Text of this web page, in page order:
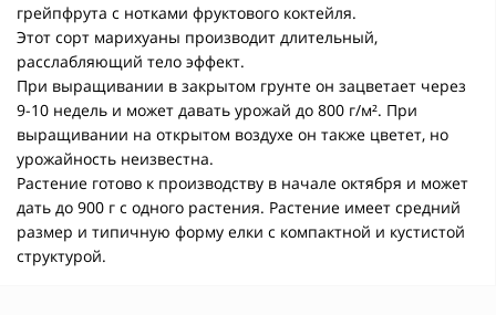
грейпфрута с нотками фруктового коктейля.
Этот сорт марихуаны производит длительный,
расслабляющий тело эффект.
При выращивании в закрытом грунте он зацветает через
9-10 недель и может давать урожай до 800 г/м². При
выращивании на открытом воздухе он также цветет, но
урожайность неизвестна.
Растение готово к производству в начале октября и может
дать до 900 г с одного растения. Растение имеет средний
размер и типичную форму елки с компактной и кустистой
структурой.